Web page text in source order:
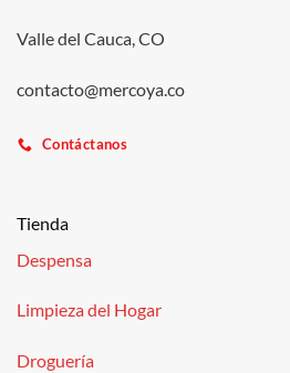
Valle del Cauca, CO
contacto@mercoya.co
Contáctanos
Tienda
Despensa
Limpieza del Hogar
Droguería